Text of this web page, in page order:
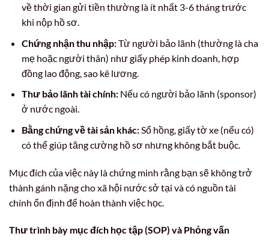
về thời gian gửi tiền thường là ít nhất 3-6 tháng trước
khi nộp hồ sơ.
Chứng nhận thu nhập:Từ người bảo lãnh (thường là cha
mẹ hoặc người thân) như giấy phép kinh doanh, hợp
đồng lao động, sao kê lương.
Thư bảo lãnh tài chính:Nếu có người bảo lãnh (sponsor)
ở nước ngoài.
Bằng chứng về tài sản khác:Sổ hồng, giấy tờ xe (nếu có)
có thể giúp tăng cường hồ sơ nhưng không bắt buộc.
Mục đích của việc này là chứng minh rằng bạn sẽ không trở
thành gánh nặng cho xã hội nước sở tại và có nguồn tài
chính ổn định để hoàn thành việc học.
Thư trình bày mục đích học tập (SOP) và Phỏng vấn